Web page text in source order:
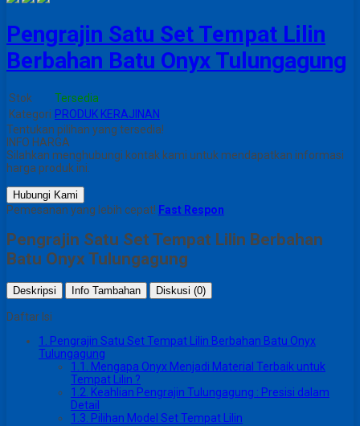
Pengrajin Satu Set Tempat Lilin
Berbahan Batu Onyx Tulungagung
Stok
Tersedia
Kategori PRODUK KERAJINAN
Tentukan pilihan yang tersedia!
INFO HARGA
Silahkan menghubungi kontak kami untuk mendapatkan informasi
harga produk ini.
Hubungi Kami
Pemesanan yang lebih cepat! Fast Respon
Pengrajin Satu Set Tempat Lilin Berbahan
Batu Onyx Tulungagung
Deskripsi Info Tambahan Diskusi (0)
Daftar Isi
1. Pengrajin Satu Set Tempat Lilin Berbahan Batu Onyx
Tulungagung
1.1. Mengapa Onyx Menjadi Material Terbaik untuk
Tempat Lilin ?
1.2. Keahlian Pengrajin Tulungagung : Presisi dalam
Detail
1.3. Pilihan Model Set Tempat Lilin